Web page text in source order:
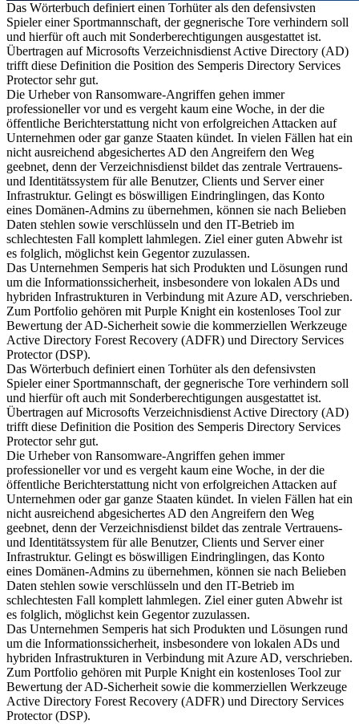
Das Wörterbuch definiert einen Torhüter als den defensivsten
Spieler einer Sportmannschaft, der gegnerische Tore verhindern soll
und hierfür oft auch mit Sonderberechtigungen ausgestattet ist.
Übertragen auf Microsofts Verzeichnisdienst Active Directory (AD)
trifft diese Definition die Position des Semperis Directory Services
Protector sehr gut.
Die Urheber von Ransomware-Angriffen gehen immer
professioneller vor und es vergeht kaum eine Woche, in der die
öffentliche Berichterstattung nicht von erfolgreichen Attacken auf
Unternehmen oder gar ganze Staaten kündet. In vielen Fällen hat ein
nicht ausreichend abgesichertes AD den Angreifern den Weg
geebnet, denn der Verzeichnisdienst bildet das zentrale Vertrauens-
und Identitätssystem für alle Benutzer, Clients und Server einer
Infrastruktur. Gelingt es böswilligen Eindringlingen, das Konto
eines Domänen-Admins zu übernehmen, können sie nach Belieben
Daten stehlen sowie verschlüsseln und den IT-Betrieb im
schlechtesten Fall komplett lahmlegen. Ziel einer guten Abwehr ist
es folglich, möglichst kein Gegentor zuzulassen.
Das Unternehmen Semperis hat sich Produkten und Lösungen rund
um die Informationssicherheit, insbesondere von lokalen ADs und
hybriden Infrastrukturen in Verbindung mit Azure AD, verschrieben.
Zum Portfolio gehören mit Purple Knight ein kostenloses Tool zur
Bewertung der AD-Sicherheit sowie die kommerziellen Werkzeuge
Active Directory Forest Recovery (ADFR) und Directory Services
Protector (DSP).
Das Wörterbuch definiert einen Torhüter als den defensivsten
Spieler einer Sportmannschaft, der gegnerische Tore verhindern soll
und hierfür oft auch mit Sonderberechtigungen ausgestattet ist.
Übertragen auf Microsofts Verzeichnisdienst Active Directory (AD)
trifft diese Definition die Position des Semperis Directory Services
Protector sehr gut.
Die Urheber von Ransomware-Angriffen gehen immer
professioneller vor und es vergeht kaum eine Woche, in der die
öffentliche Berichterstattung nicht von erfolgreichen Attacken auf
Unternehmen oder gar ganze Staaten kündet. In vielen Fällen hat ein
nicht ausreichend abgesichertes AD den Angreifern den Weg
geebnet, denn der Verzeichnisdienst bildet das zentrale Vertrauens-
und Identitätssystem für alle Benutzer, Clients und Server einer
Infrastruktur. Gelingt es böswilligen Eindringlingen, das Konto
eines Domänen-Admins zu übernehmen, können sie nach Belieben
Daten stehlen sowie verschlüsseln und den IT-Betrieb im
schlechtesten Fall komplett lahmlegen. Ziel einer guten Abwehr ist
es folglich, möglichst kein Gegentor zuzulassen.
Das Unternehmen Semperis hat sich Produkten und Lösungen rund
um die Informationssicherheit, insbesondere von lokalen ADs und
hybriden Infrastrukturen in Verbindung mit Azure AD, verschrieben.
Zum Portfolio gehören mit Purple Knight ein kostenloses Tool zur
Bewertung der AD-Sicherheit sowie die kommerziellen Werkzeuge
Active Directory Forest Recovery (ADFR) und Directory Services
Protector (DSP).